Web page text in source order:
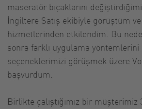
maseratör bıçaklarını
İngiltere Satış ekibiyle görüştüm ve
hizmetlerinden etkilendim. Bu
sonra farklı uygulama yöntemlerini
seçeneklerimizi görüşmek üzere
başvurdum.
Birlikte çalıştığımız bir